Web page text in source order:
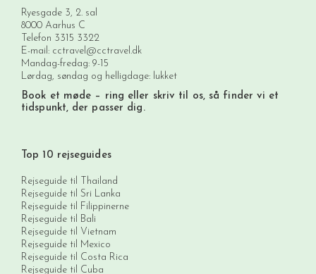
Ryesgade 3, 2. sal
8000 Aarhus C
Telefon 3315 3322
E-mail: cctravel@cctravel.dk
Mandag-fredag: 9-15
Lørdag, søndag og helligdage: lukket
Book et møde – ring eller skriv til os, så finder vi et
tidspunkt, der passer dig.
Top 10 rejseguides
Rejseguide til Thailand
Rejseguide til Sri Lanka
Rejseguide til Filippinerne
Rejseguide til Bali
Rejseguide til Vietnam
Rejseguide til Mexico
Rejseguide til Costa Rica
Rejseguide til Cuba